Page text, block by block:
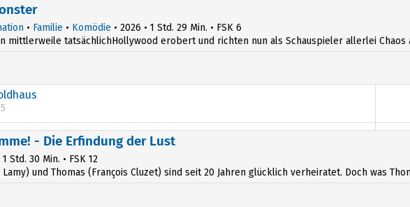
• Familie • Komödie • 2026 • 1 Std. 29 Min. • FSK 6
mittlerweile tatsächlichHollywood erobert und richten nun als Schauspieler allerlei Chaos
- Die Erfindung der Lust
1 Std. 30 Min. • FSK 12
Lamy) und Thomas (François Cluzet) sind seit 20 Jahren glücklich verheiratet. Doch was